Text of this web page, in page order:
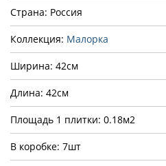
Страна: Россия
Коллекция: Малорка
Ширина: 42см
Длина: 42см
Площадь 1 плитки: 0.18м2
В коробке: 7шт